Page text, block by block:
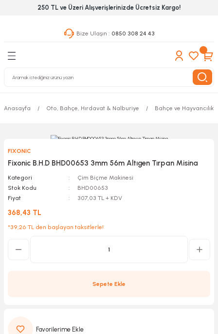
250 TL ve Üzeri Alışverişlerinizde Ücretsiz Kargo!
Bize Ulaşın : 0850 308 24 43
Geri Dön
Geri Dön
& Nalburiye
Grubu
Geri Dön
Anasayfa Oto, Bahçe, Hırdavat & Nalburiye Bahçe ve Hayvancılık
FIXONIC
Fixonic B.H.D BHD00653 3mm 56m Altıgen Tırpan Misina
Kategori
Çim Biçme Makinesi
Stok Kodu
BHD00653
Fiyat
307,03 TL + KDV
368,43 TL
*39,26 TL den başlayan taksitlerle!
Sepete Ekle